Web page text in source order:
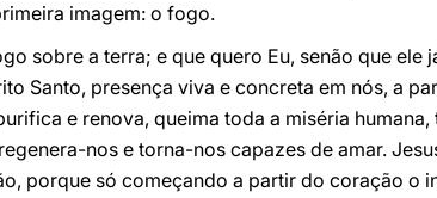
imagem: o fogo.
sobre a terra; e que quero Eu, senão que ele
Santo, presença viva e concreta em nós, a
e renova, queima toda a miséria humana,
nos e torna-nos capazes de amar.
porque só começando a partir do coração o